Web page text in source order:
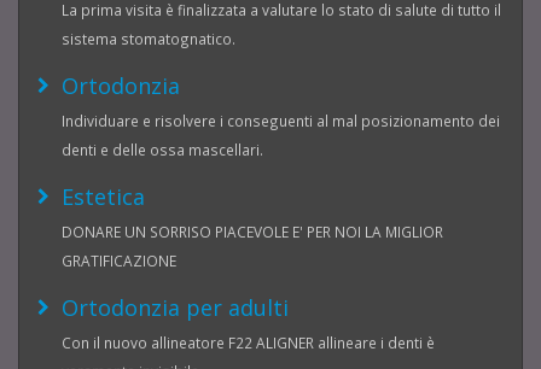
La prima visita è finalizzata a valutare lo stato di salute di tutto il
sistema stomatognatico.
Ortodonzia
Individuare e risolvere i conseguenti al mal posizionamento dei
denti e delle ossa mascellari.
Estetica
DONARE UN SORRISO PIACEVOLE E' PER NOI LA MIGLIOR
GRATIFICAZIONE
Ortodonzia per adulti
Con il nuovo allineatore F22 ALIGNER allineare i denti è